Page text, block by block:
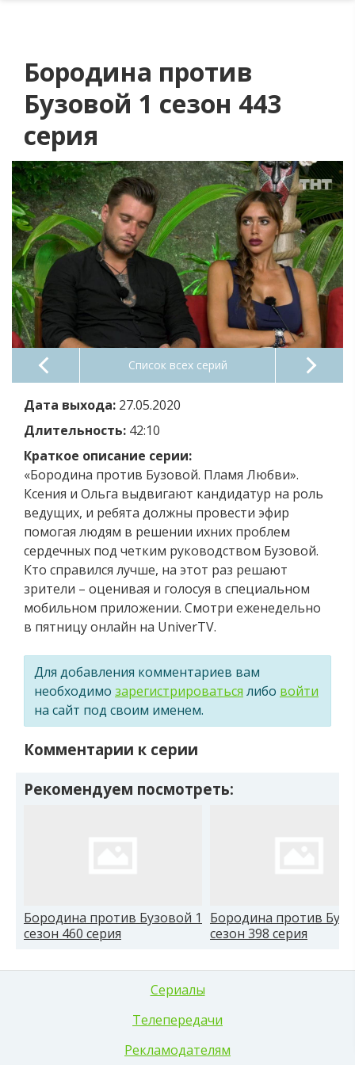
Бородина против
Бузовой 1 сезон 443
серия
Список всех серий
Дата выхода: 27.05.2020
Длительность: 42:10
Краткое описание серии:
«Бородина против Бузовой. Пламя Любви».
Ксения и Ольга выдвигают кандидатур на роль
ведущих, и ребята должны провести эфир
помогая людям в решении ихних проблем
сердечных под четким руководством Бузовой.
Кто справился лучше, на этот раз решают
зрители – оценивая и голосуя в специальном
мобильном приложении. Смотри еженедельно
в пятницу онлайн на UniverTV.
Для добавления комментариев вам
необходимо зарегистрироваться либо войти
на сайт под своим именем.
Комментарии к серии
Рекомендуем посмотреть:
Бородина против Бузовой 1
сезон 460 серия
Бородина против
сезон 398 серия
Сериалы
Телепередачи
Рекламодателям